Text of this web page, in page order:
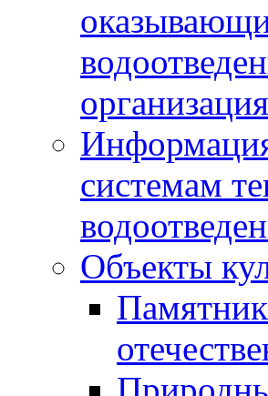
системам
Объекты